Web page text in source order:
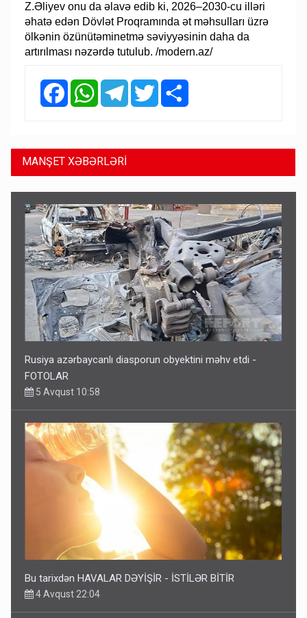
Z.Əliyev onu da əlavə edib ki, 2026–2030-cu illəri
əhatə edən Dövlət Proqramında ət məhsulları üzrə
ölkənin özünütəminetmə səviyyəsinin daha da
artırılması nəzərdə tutulub. /modern.az/
FacebookWhatsAppTelegramTwitter
MANŞET XƏBƏRLƏRİ
Rusiya azərbaycanlı diasporun obyektini məhv etdi -
FOTOLAR
5 Avqust 10:58
Bu tarixdən HAVALAR DƏYİŞİR - İSTİLƏR BİTİR
4 Avqust 22:04